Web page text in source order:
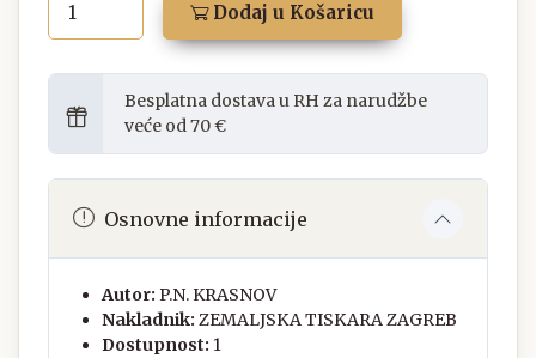
Dodaj u Košaricu
Besplatna dostava u RH za narudžbe
veće od 70 €
Osnovne informacije
Autor: P.N. KRASNOV
Nakladnik: ZEMALJSKA TISKARA ZAGREB
Dostupnost: 1